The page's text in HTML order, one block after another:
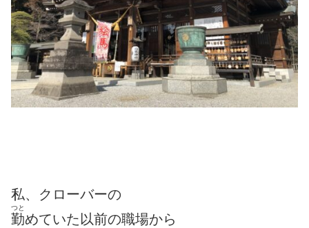
私、クローバーの
勤
つと
めていた以前の職場から